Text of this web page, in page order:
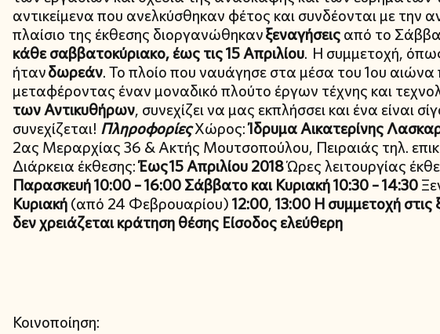
αντικείμενα που ανελκύσθηκαν φέτος και συνδέονται με την
πλαίσιο της έκθεσης διοργανώθηκανξεναγήσειςαπό το
κάθε σαββατοκύριακο, έως τις 15 Απριλίου. Η συμμετοχή,
ήτανδωρεάν. Το πλοίο που ναυάγησε στα μέσα του 1ου
μεταφέροντας έναν μοναδικό πλούτο έργων τέχνης και
των Αντικυθήρων, συνεχίζει να μας εκπλήσσει και ένα είναι
συνεχίζεται! ΠληροφορίεςΧώρος:Ίδρυμα Αικατερίνης
2ας Μεραρχίας 36 & Ακτής Μουτσοπούλου, Πειραιάς τηλ.
Διάρκεια έκθεσης:Έως 15 Απριλίου 2018Ώρες λειτουργίας
Παρασκευή 10:00 – 16:00Σάββατο και Κυριακή 10:30 – 14:30
Κυριακή(από 24 Φεβρουαρίου)12:00,13:00 Η συμμετοχή στις
δεν χρειάζεται κράτηση θέσης Είσοδος ελεύθερη
Κοινοποίηση: